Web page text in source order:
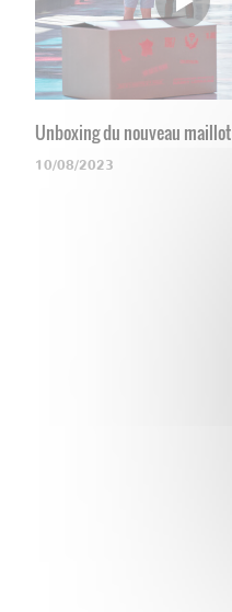
Unboxing du nouveau maillot
10/08/2023